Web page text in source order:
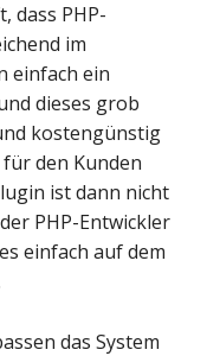
dass PHP-
im
einfach ein
dieses grob
kostengünstig
den Kunden
ist dann nicht
PHP-Entwickler
einfach auf dem
das System